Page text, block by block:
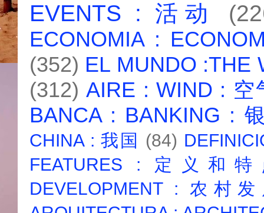
EVENTS : 活动
ECONOMIA :
(352) EL MUNDO :THE
(312) AIRE : WIND : 空
BANCA : BANKING :
CHINA : 我国 (84)
FEATURES : 定义和
DEVELOPMENT : 农村